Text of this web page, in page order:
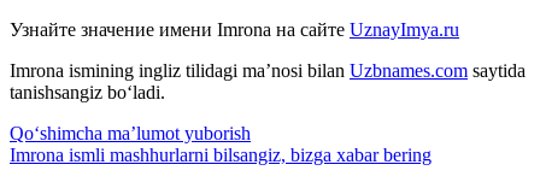
Узнайте значение имени Imrona на сайте UznayImya.ru
Imrona ismining ingliz tilidagi ma’nosi bilan Uzbnames.com saytida
tanishsangiz bo‘ladi.
Qo‘shimcha ma’lumot yuborish
Imrona ismli mashhurlarni bilsangiz, bizga xabar bering